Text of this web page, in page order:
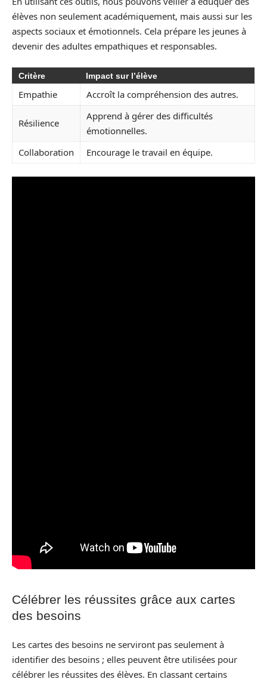
élèves non seulement académiquement, mais aussi sur les
aspects sociaux et émotionnels. Cela prépare les jeunes à
devenir des adultes empathiques et responsables.
Critère Impact sur l’élève
Empathie Accroît la compréhension des autres.
Résilience
Apprend à gérer des difficultés
émotionnelles.
Collaboration
Encourage le travail en équipe.
Célébrer les réussites grâce aux cartes
des besoins
Les cartes des besoins ne serviront pas seulement à
identifier des besoins ; elles peuvent être utilisées pour
célébrer les réussites des élèves. En classant certains